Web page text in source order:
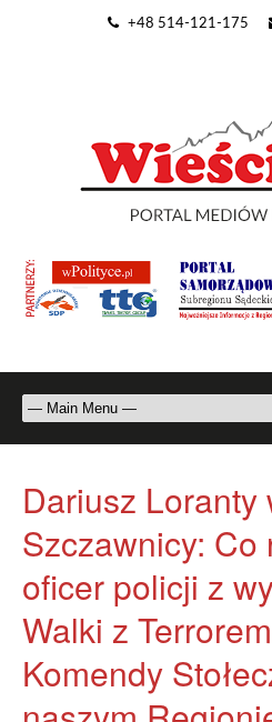
+48 514-121-175
Dariusz Loranty
Szczawnicy: Co
oficer policji z
Walki z
Komendy